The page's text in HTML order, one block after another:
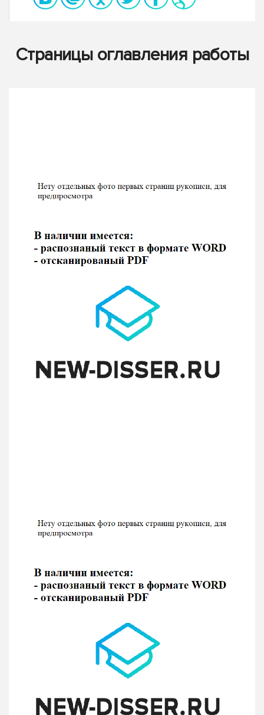
Страницы оглавления работы